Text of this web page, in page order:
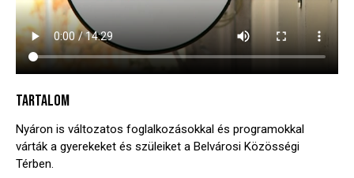
TARTALOM
Nyáron is változatos foglalkozásokkal és programokkal
várták a gyerekeket és szüleiket a Belvárosi Közösségi
Térben.